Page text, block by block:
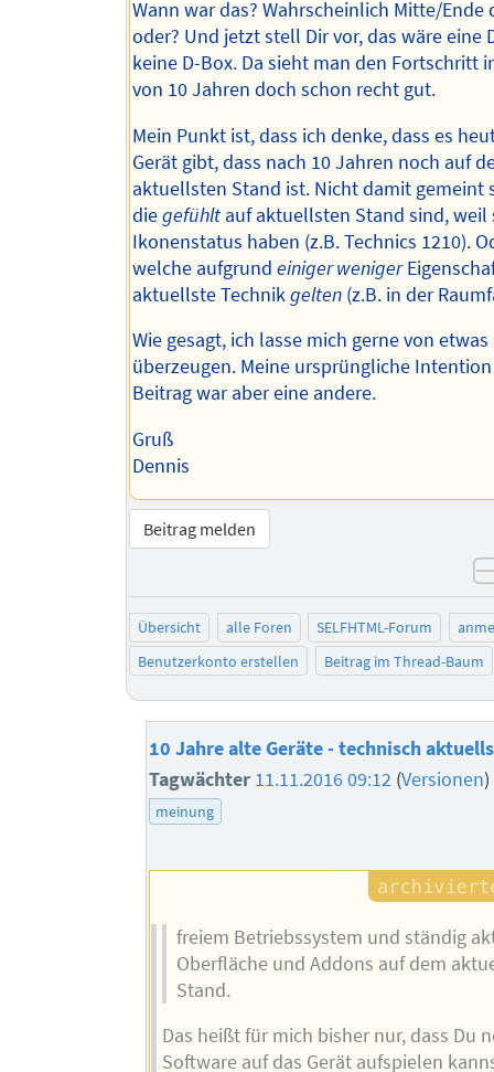
Wann war das? Wahrscheinlich Mitte/Ende
oder? Und jetzt stell Dir vor, das wäre eine
keine D-Box. Da sieht man den Fortschritt
von 10 Jahren doch schon recht gut.
Mein Punkt ist, dass ich denke, dass es
Gerät gibt, dass nach 10 Jahren noch auf
aktuellsten Stand ist. Nicht damit gemeint
diegefühltauf aktuellsten Stand sind, weil
Ikonenstatus haben (z.B. Technics 1210).
welche aufgrund einiger weniger
aktuellste Technikgelten(z.B. in der
Wie gesagt, ich lasse mich gerne von
überzeugen. Meine ursprüngliche
Beitrag war aber eine andere.
Gruß
Dennis
Beitrag melden
Übersicht alle Foren SELFHTML-Forum
Benutzerkonto erstellen
Beitrag im Thread-Baum
10 Jahre alte Geräte - technisch
Tagwächter 11.11.2016 09:12 (Versionen)
meinung
freiem Betriebssystem und ständig
Oberfläche und Addons auf dem
Stand.
Das heißt für mich bisher nur, dass Du
Software auf das Gerät aufspielen